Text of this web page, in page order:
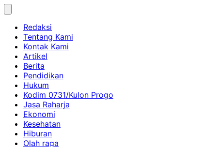
Skip
contentRedaksi
Tentang Kami
Kontak Kami
Artikel
Berita
Pendidikan
Hukum
Kodim 0731/Kulon Progo
Jasa Raharja
Ekonomi
Kesehatan
Hiburan
Olah raga